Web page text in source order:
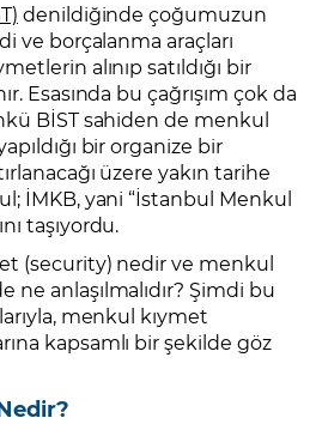
denildiğinde çoğumuzun
ve borçalanma araçları
alınıp satıldığı bir
Esasında bu çağrışım çok da
BİST sahiden de menkul
bir organize bir
üzere yakın tarihe
İMKB, yani “İstanbul Menkul
taşıyordu.
(security) nedir ve menkul
ne anlaşılmalıdır? Şimdi bu
menkul kıymet
kapsamlı bir şekilde göz